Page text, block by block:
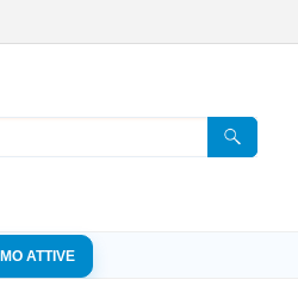
nome utente e la password e poi
clicca sul pulsante "Accedi"
ATTIVE